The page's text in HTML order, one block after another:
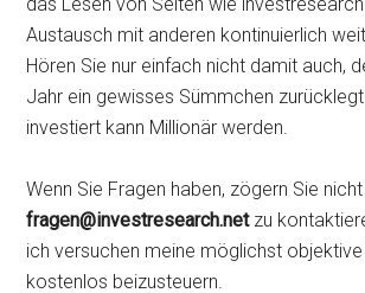
Austausch mit anderen kontinuierlich
Hören Sie nur einfach nicht damit auch,
Jahr ein gewisses Sümmchen
investiert kann Millionär werden.
Wenn Sie Fragen haben, zögern Sie
fragen@investresearch.netzu
ich versuchen meine möglichst objektive
kostenlos beizusteuern.